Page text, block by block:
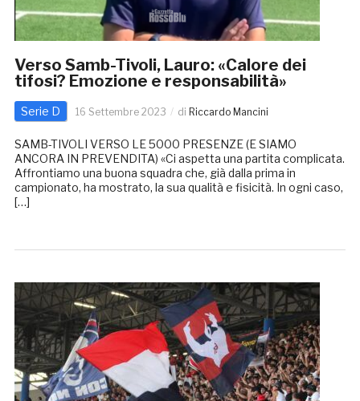
Verso Samb-Tivoli, Lauro: «Calore dei
tifosi? Emozione e responsabilità»
Serie D 16 Settembre 2023 di Riccardo Mancini
SAMB-TIVOLI VERSO LE 5000 PRESENZE (E SIAMO
ANCORA IN PREVENDITA) «Ci aspetta una partita complicata.
Affrontiamo una buona squadra che, già dalla prima in
campionato, ha mostrato, la sua qualità e fisicità. In ogni caso,
[…]